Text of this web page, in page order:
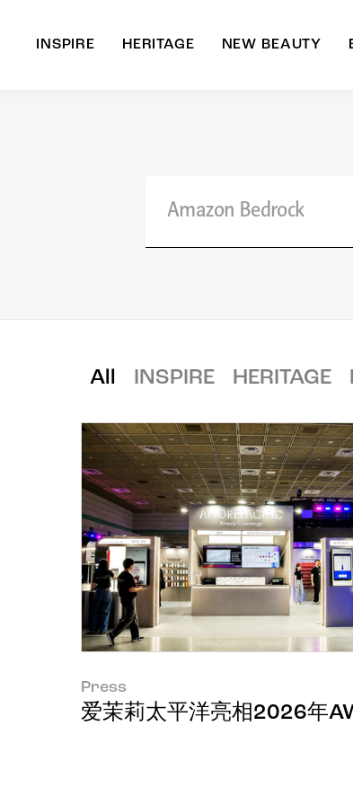
INSPIRE HERITAGE NEW BEAUTY
All INSPIRE HERITAGE
Press
爱茉莉太平洋亮相2026年